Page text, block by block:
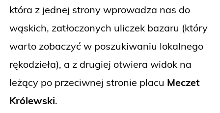
która z jednej strony wprowadza nas do
wąskich, zatłoczonych uliczek bazaru (który
warto zobaczyć w poszukiwaniu lokalnego
rękodzieła), a z drugiej otwiera widok na
leżący po przeciwnej stronie placu Meczet
Królewski.